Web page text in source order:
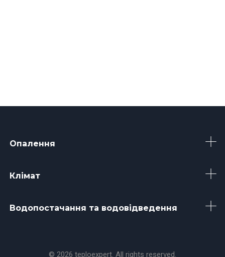
Опалення
Клімат
Водопостачання та водовідведення
© 2026 teploexpert. All rights reserved.